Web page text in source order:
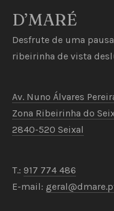
D’MARÉ
Desfrute de uma
ribeirinha de vista
Av. Nuno Álvares
Zona Ribeirinha do
2840-520 Seixal
T.: 917 774 486
E-mail: